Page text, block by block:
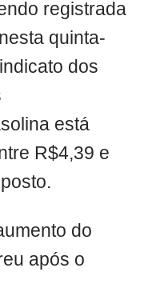
registrada
quinta-
dos
está
R$4,39 e
do
após o